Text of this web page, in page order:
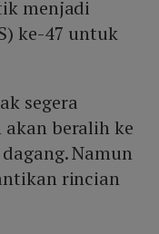
menjadi
ke-47 untuk
segera
beralih ke
Namun
rincian